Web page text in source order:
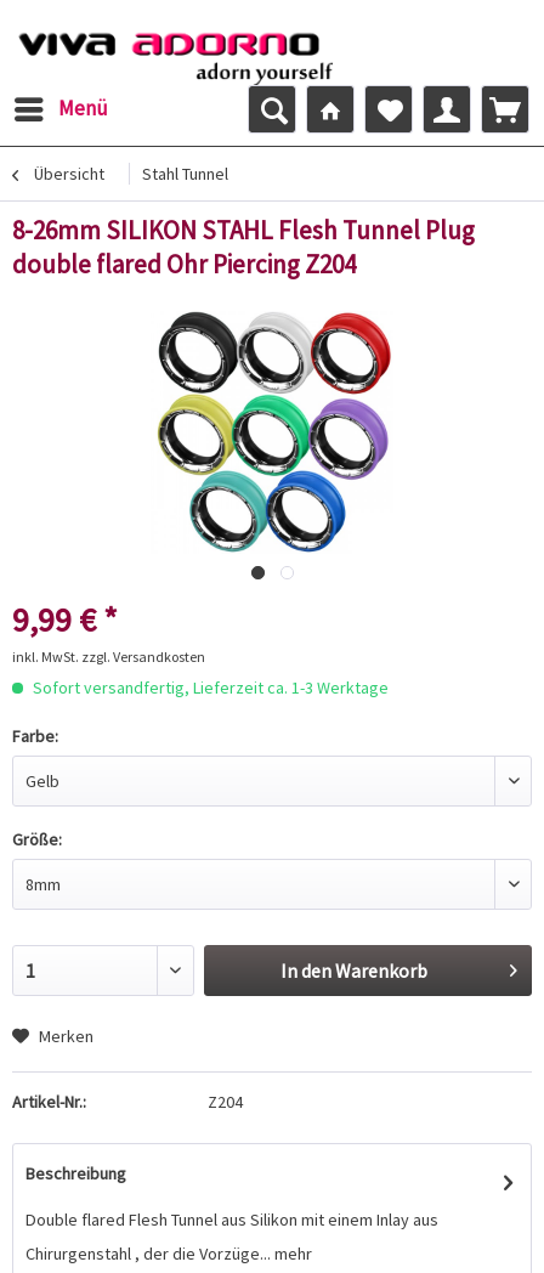
Menü
Übersicht Stahl Tunnel
8-26mm SILIKON STAHL Flesh Tunnel Plug
double flared Ohr Piercing Z204
9,99 € *
inkl. MwSt. zzgl. Versandkosten
Sofort versandfertig, Lieferzeit ca. 1-3 Werktage
Farbe:
Größe:
In denWarenkorb
Merken
Artikel-Nr.: Z204
Beschreibung
Double flared Flesh Tunnel aus Silikon mit einem Inlay aus
Chirurgenstahl , der die Vorzüge... mehr